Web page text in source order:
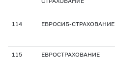
114 ЕВРОСИБ-СТРАХОВАНИЕ
115 ЕВРОСТРАХОВАНИЕ